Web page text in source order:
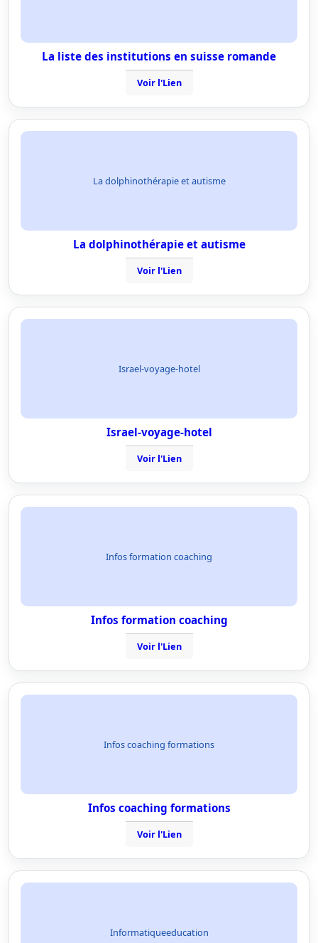
La liste des institutions en suisse romande
Voir l'Lien
La dolphinothérapie et autisme
La dolphinothérapie et autisme
Voir l'Lien
Israel-voyage-hotel
Israel-voyage-hotel
Voir l'Lien
Infos formation coaching
Infos formation coaching
Voir l'Lien
Infos coaching formations
Infos coaching formations
Voir l'Lien
Informatiqueeducation